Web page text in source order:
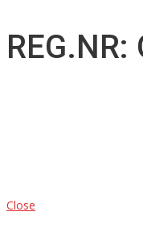
REG.NR:
Close